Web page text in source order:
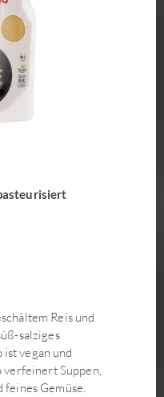
Reis und
salziges
vegan und
verfeinert Suppen,
feines Gemüse.